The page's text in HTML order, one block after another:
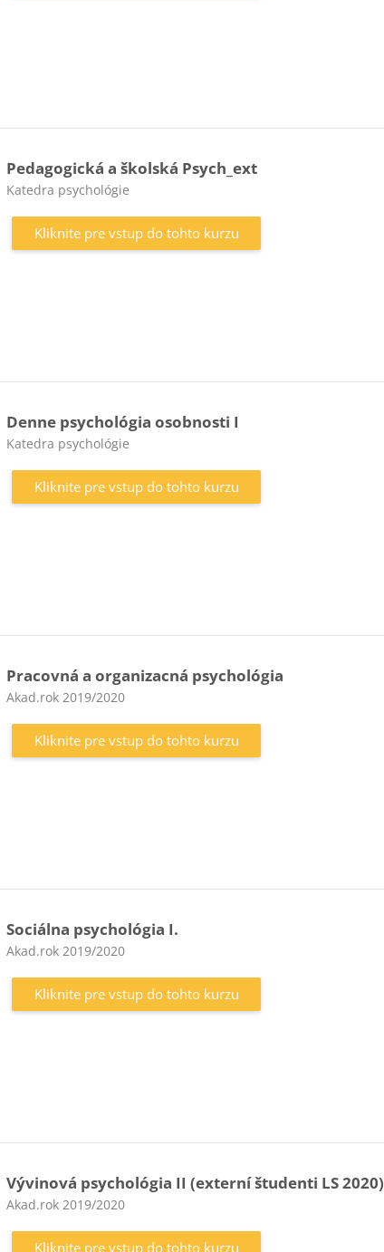
Pedagogická a školská Psych_ext
Kategória kurzu
Katedra psychológie
Kliknite pre vstup do tohto kurzu
Denne psychológia osobnosti I
Kategória kurzu
Katedra psychológie
Kliknite pre vstup do tohto kurzu
Pracovná a organizacná psychológia
Kategória kurzu
Akad.rok 2019/2020
Kliknite pre vstup do tohto kurzu
Sociálna psychológia I.
Kategória kurzu
Akad.rok 2019/2020
Kliknite pre vstup do tohto kurzu
Vývinová psychológia II (externí študenti LS 2020)
Kategória kurzu
Akad.rok 2019/2020
Kliknite pre vstup do tohto kurzu